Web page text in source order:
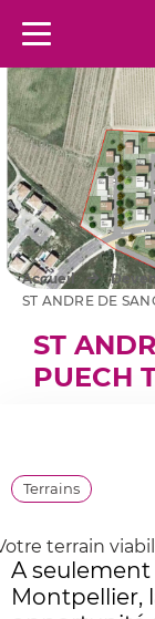
Menu
ST
PUECH
Accueil
ST ANDRE DE
Terrains
terrain
A
Montpellier,